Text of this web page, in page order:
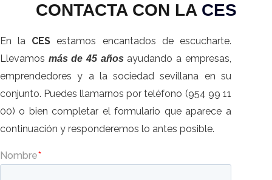
CONTACTA CON LA CES
En la CES estamos encantados de escucharte.
Llevamos más de 45 años ayudando a empresas,
emprendedores y a la sociedad sevillana en su
conjunto. Puedes llamarnos por teléfono (954 99 11
00) o bien completar el formulario que aparece a
continuación y responderemos lo antes posible.